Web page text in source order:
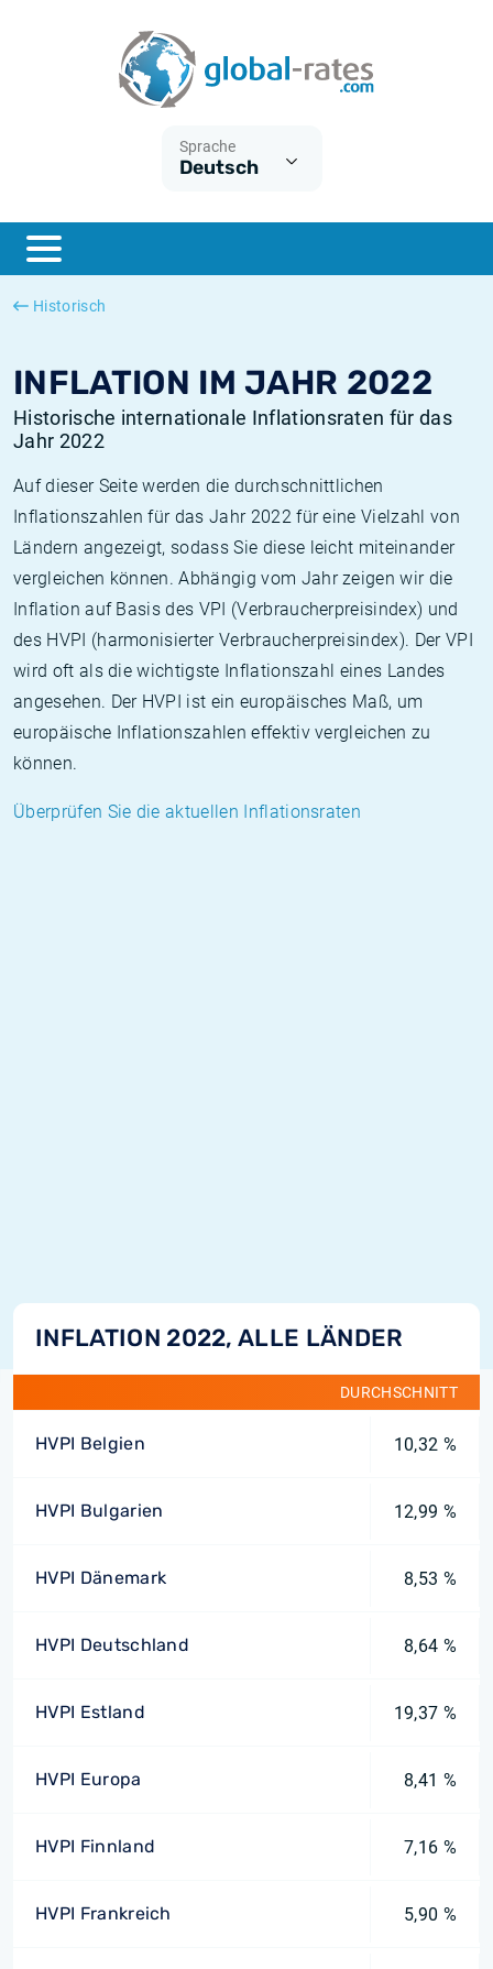
Sprache
Deutsch
Historisch
INFLATION IM JAHR 2022
Historische internationale Inflationsraten für das
Jahr 2022
Auf dieser Seite werden die durchschnittlichen
Inflationszahlen für das Jahr 2022 für eine Vielzahl von
Ländern angezeigt, sodass Sie diese leicht miteinander
vergleichen können. Abhängig vom Jahr zeigen wir die
Inflation auf Basis des VPI (Verbraucherpreisindex) und
des HVPI (harmonisierter Verbraucherpreisindex). Der VPI
wird oft als die wichtigste Inflationszahl eines Landes
angesehen. Der HVPI ist ein europäisches Maß, um
europäische Inflationszahlen effektiv vergleichen zu
können.
Überprüfen Sie die aktuellen Inflationsraten
INFLATION 2022, ALLE LÄNDER
DURCHSCHNITT
HVPI Belgien 10,32 %
HVPI Bulgarien 12,99 %
HVPI Dänemark 8,53 %
HVPI Deutschland 8,64 %
HVPI Estland 19,37 %
HVPI Europa 8,41 %
HVPI Finnland 7,16 %
HVPI Frankreich 5,90 %
ESTER
SONIA
Was ist die VPI-Inflation?
Was ist die HVPI-Inflation?
Deutsche inflation
Europäische inflation
Historische Euribor-Sätze
Historische ESTER-Sätze
Historische SOFR-Sätze
Historische SONIA-Sätze
Inflationsrechner